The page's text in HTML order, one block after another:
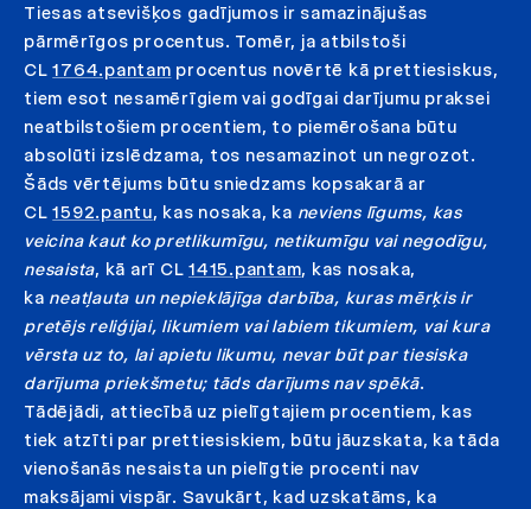
Tiesas atsevišķos gadījumos ir samazinājušas
pārmērīgos procentus. Tomēr, ja atbilstoši
CL1764.pantam procentus novērtē kā prettiesiskus,
tiem esot nesamērīgiem vai godīgai darījumu praksei
neatbilstošiem procentiem, to piemērošana būtu
absolūti izslēdzama, tos nesamazinot un negrozot.
Šāds vērtējums būtu sniedzams kopsakarā ar
CL1592.pantu, kas nosaka, ka neviens līgums, kas
veicina kaut ko pretlikumīgu, netikumīgu vai negodīgu,
nesaista, kā arī CL 1415.pantam, kas nosaka,
ka neatļauta un nepieklājīga darbība, kuras mērķis ir
pretējs reliģijai, likumiem vai labiem tikumiem, vai kura
vērsta uz to, lai apietu likumu, nevar būt par tiesiska
darījuma priekšmetu; tāds darījums nav spēkā.
Tādējādi, attiecībā uz pielīgtajiem procentiem, kas
tiek atzīti par prettiesiskiem, būtu jāuzskata, ka tāda
vienošanās nesaista un pielīgtie procenti nav
maksājami vispār. Savukārt, kad uzskatāms, ka